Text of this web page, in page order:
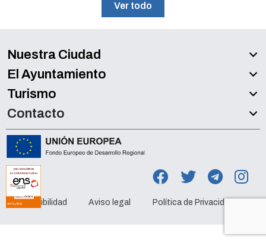
Ver todo
Nuestra Ciudad
El Ayuntamiento
Turismo
Contacto
Accesibilidad Aviso legal Política de Privacidad